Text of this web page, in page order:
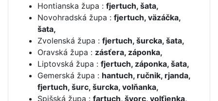
Hontianska župa : fjertuch, šata,
Novohradská župa : fjertuch, väzáčka,
šata,
Zvolenská župa : fjertuch, šurcka, šata,
Oravská župa : zásťera, záponka,
Liptovská župa : fjertuch, záponka, šata,
Gemerská župa : hantuch, ručnik, rjanda,
fjertuch, šurc, šurcka, volňanka,
Spišská župa : fartuch, švorc, volťienka,